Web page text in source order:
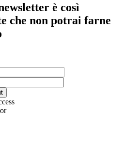
è così
che non potrai farne